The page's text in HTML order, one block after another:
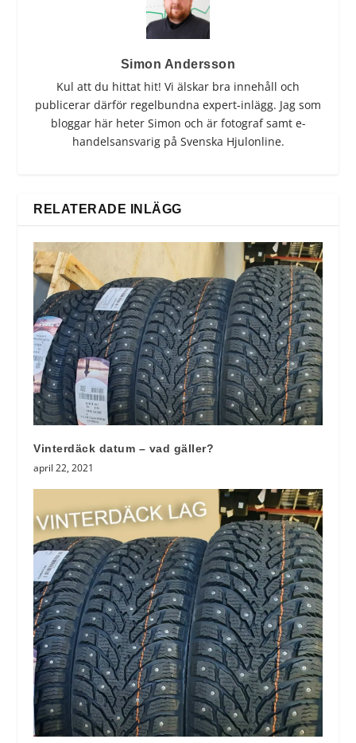
Simon Andersson
Kul att du hittat hit! Vi älskar bra innehåll och
publicerar därför regelbundna expert-inlägg. Jag som
bloggar här heter Simon och är fotograf samt e-
handelsansvarig på Svenska Hjulonline.
RELATERADE INLÄGG
Vinterdäck datum – vad gäller?
april 22, 2021